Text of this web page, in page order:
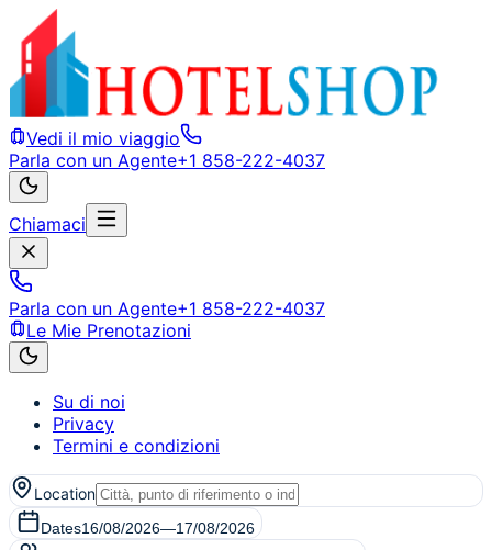
Vedi il mio viaggio
Parla con un Agente+1 858-222-4037
Chiamaci
Parla con un Agente+1 858-222-4037
Le Mie Prenotazioni
Su di noi
Privacy
Termini e condizioni
Location
Dates16/08/2026—17/08/2026